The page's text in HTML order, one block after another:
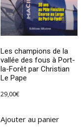
Les champions de la
vallée des fous à Port-
la-Forêt par Christian
Le Pape
29,00€
Ajouter au panier